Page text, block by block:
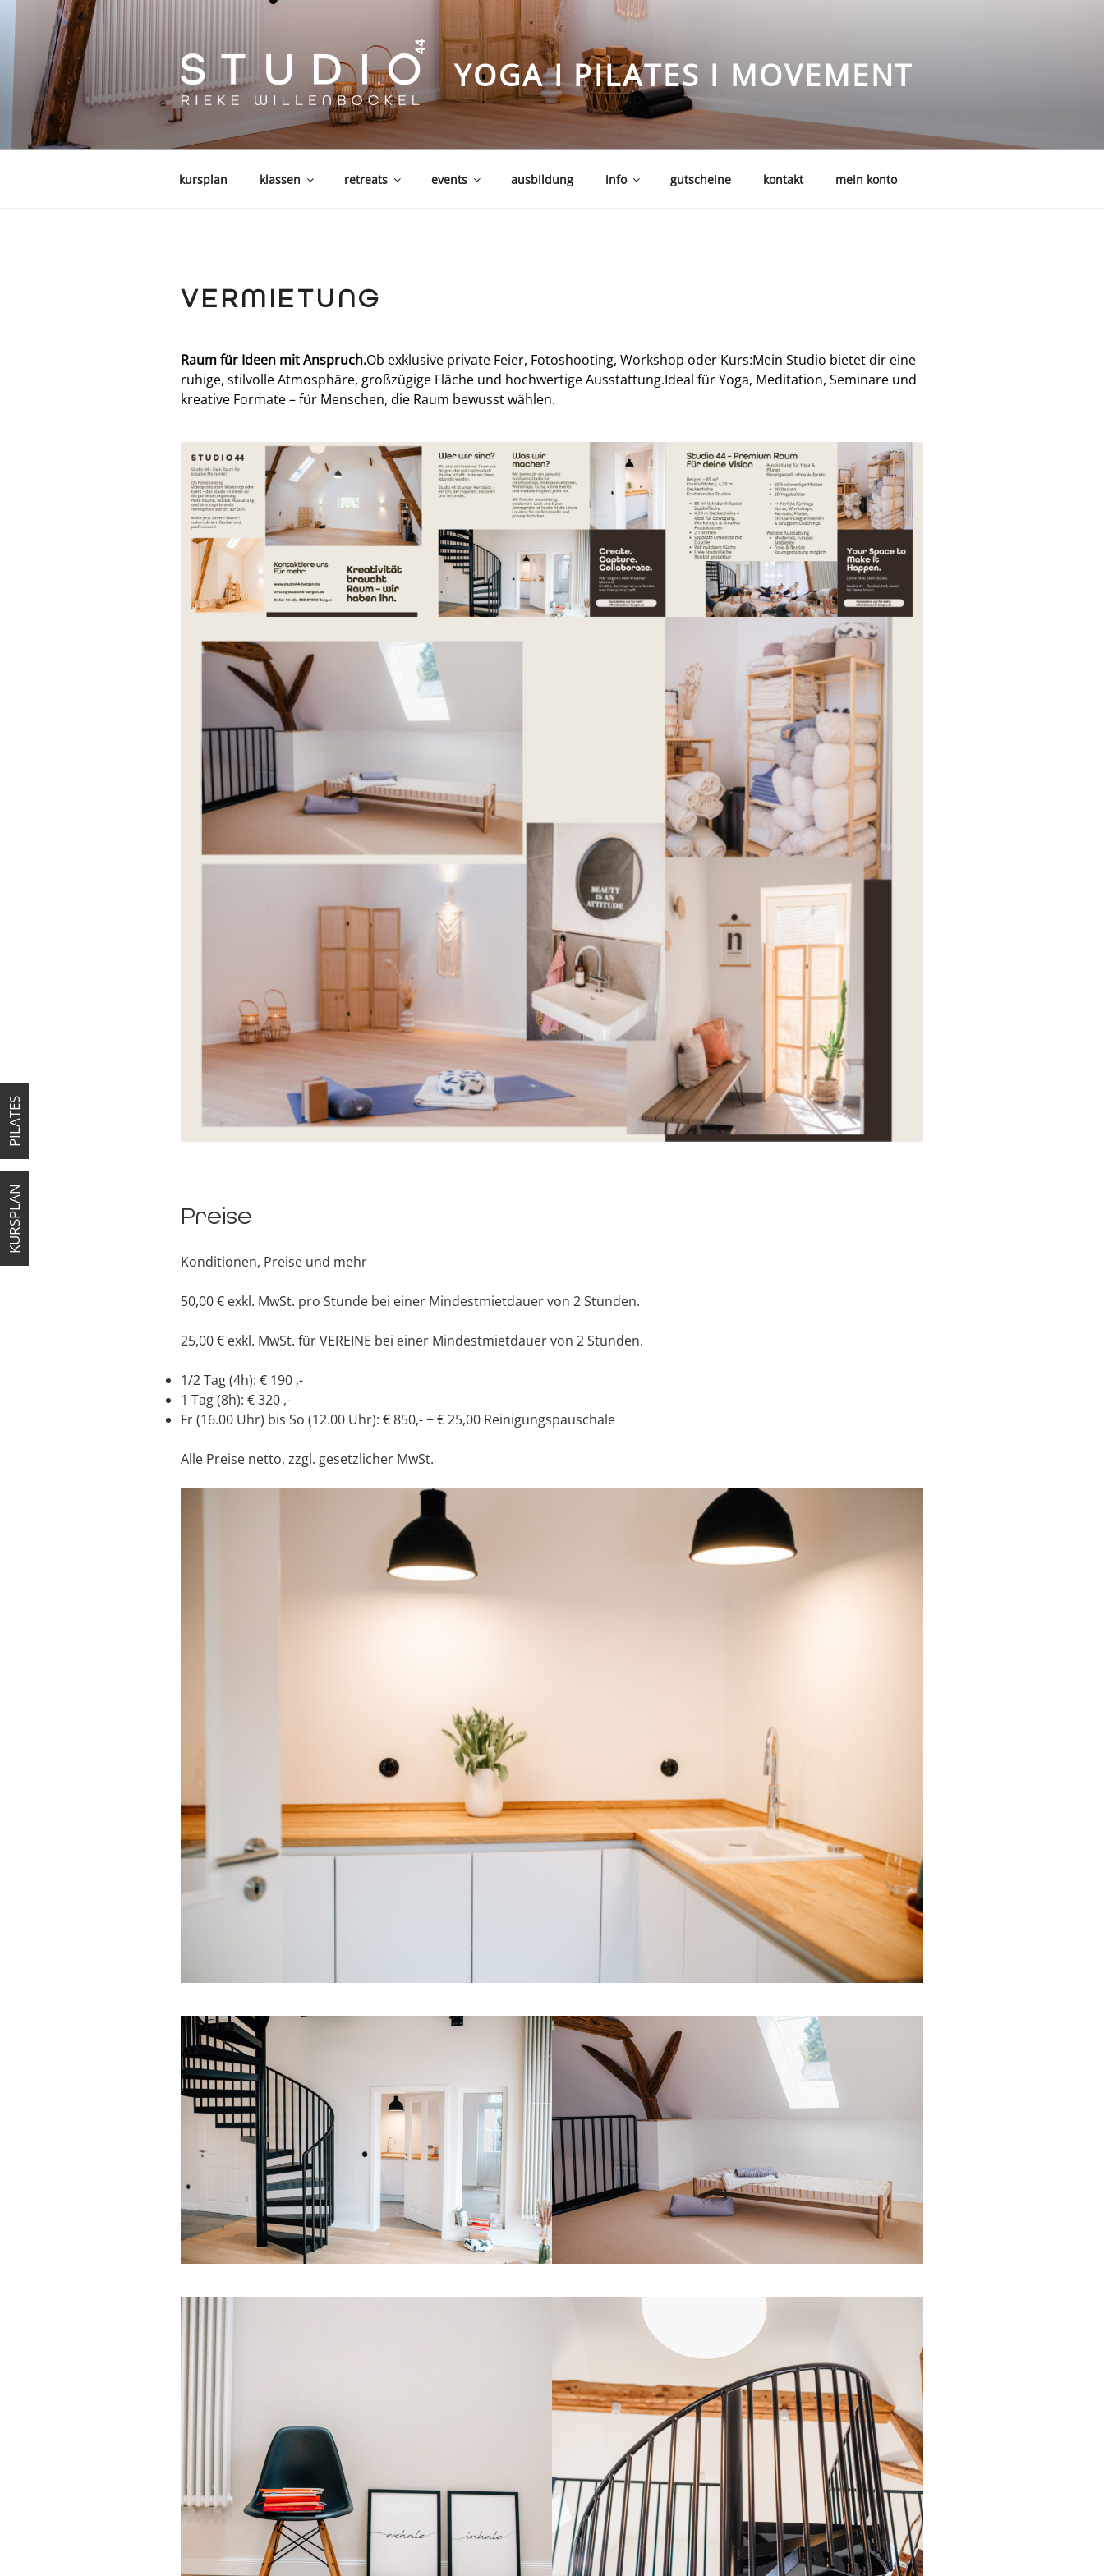
Zum
springen
YOGA I PILATES I MOVEMENT
kursplan klassen retreats events ausbildung info gutscheine kontakt mein konto
VERMIETUNG
Raum für Ideen mit Anspruch.Ob exklusive private Feier, Fotoshooting, Workshop oder Kurs:Mein Studio bietet dir eine
ruhige, stilvolle Atmosphäre, großzügige Fläche und hochwertige Ausstattung.Ideal für Yoga, Meditation, Seminare und
kreative Formate – für Menschen, die Raum bewusst wählen.
Preise
Konditionen, Preise und mehr
50,00 € exkl. MwSt. pro Stunde bei einer Mindestmietdauer von 2 Stunden.
25,00 € exkl. MwSt. für VEREINE bei einer Mindestmietdauer von 2 Stunden.
1/2 Tag (4h): € 190 ,-
1 Tag (8h): € 320 ,-
Fr (16.00 Uhr) bis So (12.00 Uhr): € 850,- + € 25,00 Reinigungspauschale
Alle Preise netto, zzgl. gesetzlicher MwSt.
KURSPLAN
PILATES